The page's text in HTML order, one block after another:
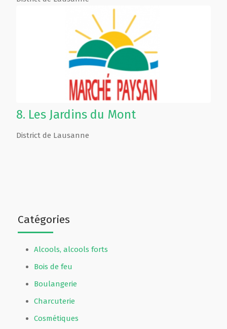
Catégories
Alcools, alcools forts
Bois de feu
Boulangerie
Charcuterie
Cosmétiques
8. Les Jardins du Mont
District de Lausanne